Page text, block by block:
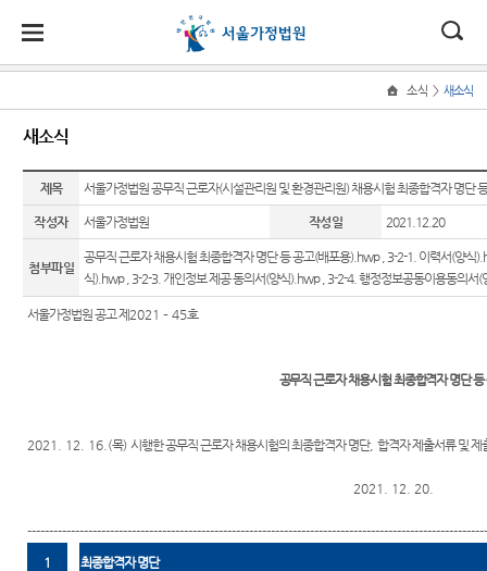
법원
소개
법원장
인사말
조직 및
전화번
관할구
소식
새소식
우리법
원 안내
교육일
정
민원
민원안
내
법률상
담안내
자주묻
는질문
을
위한 우
정보
사건검
색
판결서
사본 제
공신청
소통
법원에
바란다
부조리
신고센
터
법원견
소식 > 새소식
새소식
제목 서울가정법원 공무직 근로자(시설관리원 및 환경관리원) 채용시험 최종합격자 명단
작성자 서울가정법원 작성일 2021.12.20
첨부파일
공무직 근로자 채용시험 최종합격자 명단 등 공고(배포용).hwp, 3-2-1. 이력서(양식
식).hwp, 3-2-3. 개인정보 제공 동의서(양식).hwp, 3-2-4. 행정정보공동이용동의서
서울가정법원 공고 제 2021–45호
공무직 근로자 채용시험 최종합격자 명단 등
2021. 12. 16.(목) 시행한 공무직 근로자 채용시험의 최종합격자 명단,합격자 제출서류 및 제
2021. 12. 20.
1
최종합격자 명단
원
원
정
소
통